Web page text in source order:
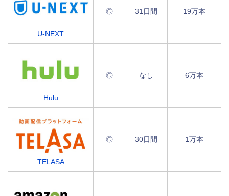
U-NEXT
◎ 31日間 19万本
Hulu
◎ なし 6万本
TELASA
◎ 30日間 1万本